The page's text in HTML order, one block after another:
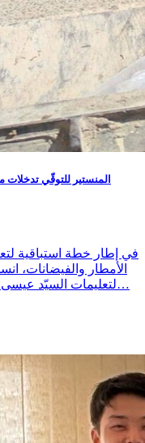
المنستير للتوقّي تدخلات
في إطار خطة استباقية
الأمطار والفيضانات،
لتعليمات السيّد عيسى موسى والي المنستير، وبإشراف ومتابعة…